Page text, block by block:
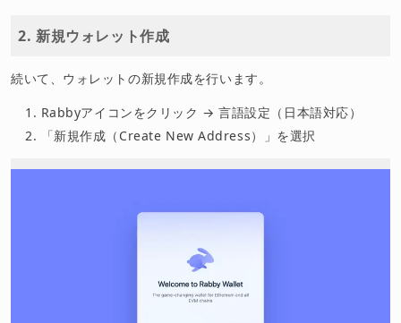
2. 新規ウォレット作成
続いて、ウォレットの新規作成を行います。
Rabbyアイコンをクリック → 言語設定（日本語対応）
「新規作成（Create New Address）」を選択